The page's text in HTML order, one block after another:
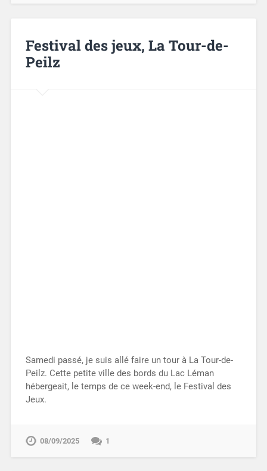
Festival des jeux, La Tour-de-
Peilz
Samedi passé, je suis allé faire un tour à La Tour-de-
Peilz. Cette petite ville des bords du Lac Léman
hébergeait, le temps de ce week-end, le Festival des
Jeux.
08/09/2025 1